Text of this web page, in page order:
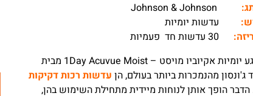
עדשות יומיות
עדשות מגע יומיות אקיוביו מויסט – 1Day Acuvue Moist מבית
ג'ונסון מהנמכרות ביותר בעולם, הן עדשות רכות דקיקות
הדבר הופך אותן לנוחות מיידית מתחילת השימוש בהן,